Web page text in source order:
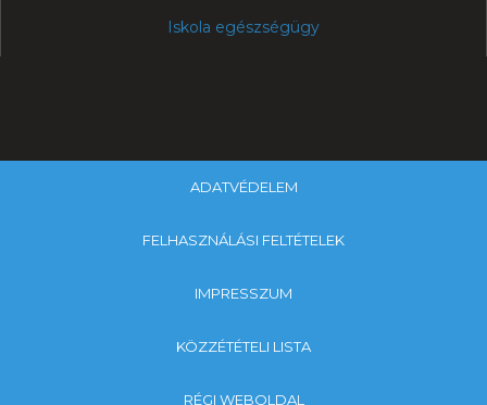
Iskola egészségügy
ADATVÉDELEM
FELHASZNÁLÁSI FELTÉTELEK
IMPRESSZUM
KÖZZÉTÉTELI LISTA
RÉGI WEBOLDAL